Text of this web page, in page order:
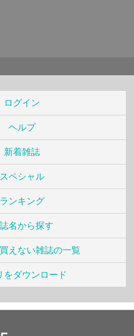
ログイン
ヘルプ
新着雑誌
スペシャル
ランキング
名から探す
えない雑誌の一覧
をダウンロード